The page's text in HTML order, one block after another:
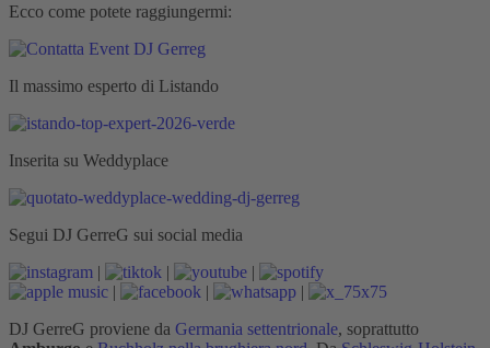
Ecco come potete raggiungermi:
Il massimo esperto di Listando
Inserita su Weddyplace
Segui DJ GerreG sui social media
|
|
|
|
|
|
DJ GerreG proviene da Germania settentrionale, soprattutto